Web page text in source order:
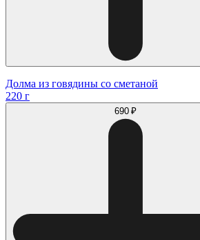
Долма из говядины со сметаной
220 г
690 ₽